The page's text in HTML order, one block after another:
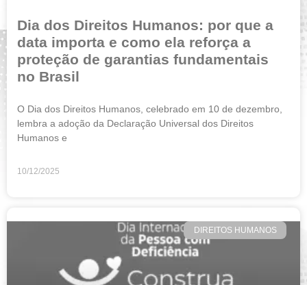
Dia dos Direitos Humanos: por que a
data importa e como ela reforça a
proteção de garantias fundamentais
no Brasil
O Dia dos Direitos Humanos, celebrado em 10 de dezembro,
lembra a adoção da Declaração Universal dos Direitos
Humanos e
10/12/2025
DIREITOS HUMANOS